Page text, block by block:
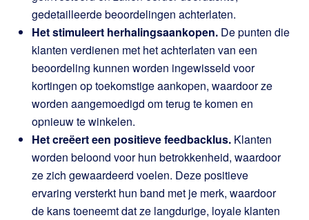
gedetailleerde beoordelingen achterlaten.
Het stimuleert herhalingsaankopen. De punten die
klanten verdienen met het achterlaten van een
beoordeling kunnen worden ingewisseld voor
kortingen op toekomstige aankopen, waardoor ze
worden aangemoedigd om terug te komen en
opnieuw te winkelen.
Het creëert een positieve feedbacklus. Klanten
worden beloond voor hun betrokkenheid, waardoor
ze zich gewaardeerd voelen. Deze positieve
ervaring versterkt hun band met je merk, waardoor
de kans toeneemt dat ze langdurige, loyale klanten